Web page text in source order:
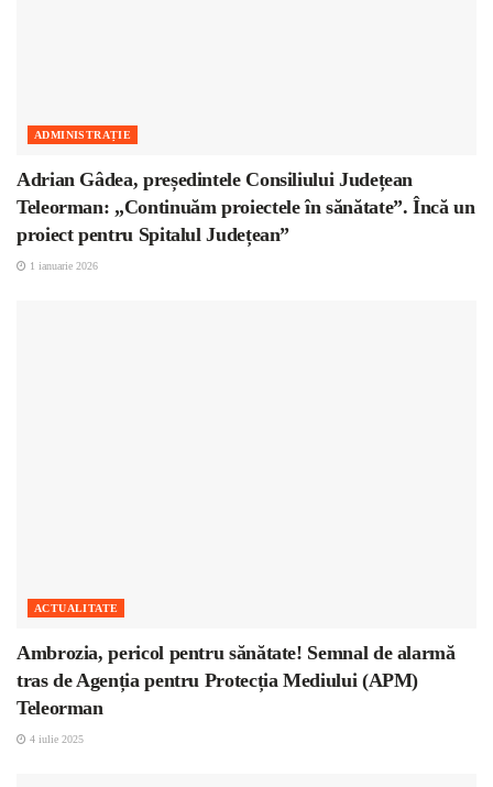
ADMINISTRAȚIE
Adrian Gâdea, președintele Consiliului Județean
Teleorman: „Continuăm proiectele în sănătate”. Încă un
proiect pentru Spitalul Județean”
1 ianuarie 2026
ACTUALITATE
Ambrozia, pericol pentru sănătate! Semnal de alarmă
tras de Agenția pentru Protecția Mediului (APM)
Teleorman
4 iulie 2025